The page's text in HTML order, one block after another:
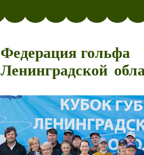
Федерация гольфа
Ленинградской